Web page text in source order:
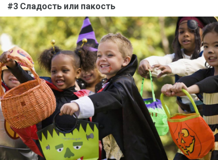
#3 Сладость или пакость